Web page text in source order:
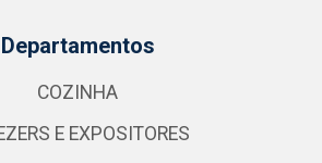
Departamentos
COZINHA
E EXPOSITORES